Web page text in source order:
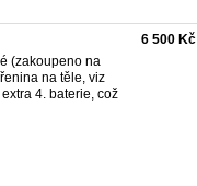
(zakoupeno na
na těle, viz
4. baterie, což
6 500 Kč